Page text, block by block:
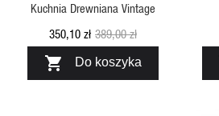
Kuchnia Drewniana Vintage
389,00 zł
350,10 zł
 Do koszyka